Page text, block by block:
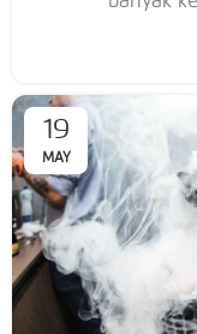
19
MAY